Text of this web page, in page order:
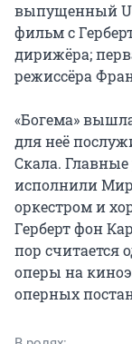
выпущенный
фильм с
дирижёра;
режиссёра
«Богема»
для неё
Скала.
исполнили
оркестром и
Герберт фон
пор
оперы на
оперных